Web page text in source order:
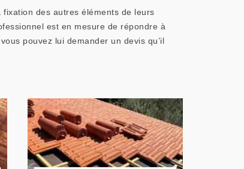
des autres éléments de leurs
est en mesure de répondre à
pouvez lui demander un devis qu’il